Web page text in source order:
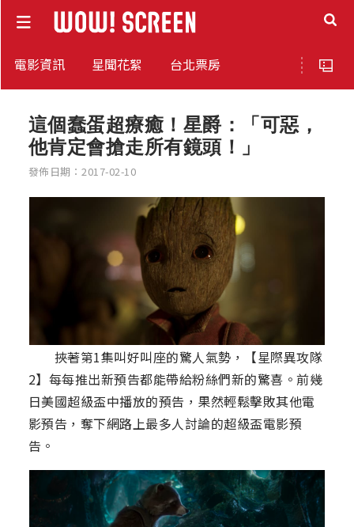
電影資訊 星聞花絮 台北票房
這個蠢蛋超療癒！星爵：「可惡，
他肯定會搶走所有鏡頭！」
發佈日期：2017-02-10
挾著第1集叫好叫座的驚人氣勢，【星際異攻隊
2】每每推出新預告都能帶給粉絲們新的驚喜。前幾
日美國超級盃中播放的預告，果然輕鬆擊敗其他電
影預告，奪下網路上最多人討論的超級盃電影預
告。